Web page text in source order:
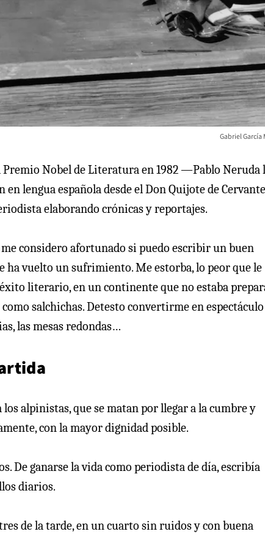
Gabriel García
Nobel de Literatura en 1982 —Pablo Neruda
en lengua española desde el Don Quijote de
elaborando crónicas y reportajes.
considero afortunado si puedo escribir un buen
ha vuelto un sufrimiento. Me estorba, lo peor que le
literario, en un continente que no estaba
salchichas. Detesto convertirme en espectáculo
las mesas redondas…
los alpinistas, que se matan por llegar a la cumbre y
con la mayor dignidad posible.
De ganarse la vida como periodista de día, escribía
diarios.
de la tarde, en un cuarto sin ruidos y con buena